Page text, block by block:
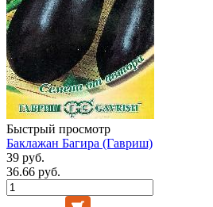
Быстрый просмотр
Баклажан Багира (Гавриш)
39 руб.
36.66 руб.